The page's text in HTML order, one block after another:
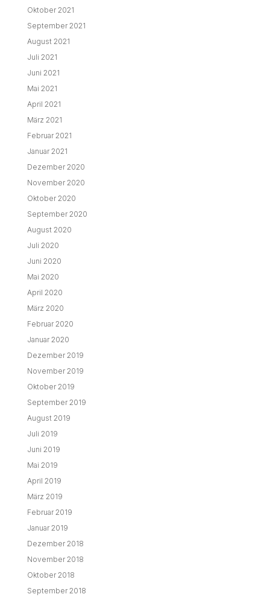
Oktober 2021
September 2021
August 2021
Juli 2021
Juni 2021
Mai 2021
April 2021
März 2021
Februar 2021
Januar 2021
Dezember 2020
November 2020
Oktober 2020
September 2020
August 2020
Juli 2020
Juni 2020
Mai 2020
April 2020
März 2020
Februar 2020
Januar 2020
Dezember 2019
November 2019
Oktober 2019
September 2019
August 2019
Juli 2019
Juni 2019
Mai 2019
April 2019
März 2019
Februar 2019
Januar 2019
Dezember 2018
November 2018
Oktober 2018
September 2018